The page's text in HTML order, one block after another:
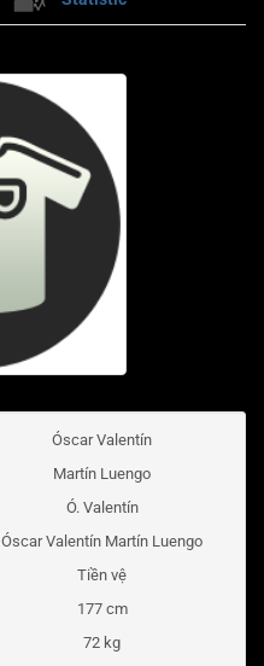
Óscar Valentín
Martín Luengo
Ó. Valentín
Óscar Valentín Martín Luengo
Tiền vệ
177 cm
72 kg